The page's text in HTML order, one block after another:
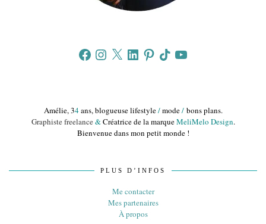
FacebookInstagram
X LinkedInPinterestTikTokYouTube
Amélie, 34ans, blogueuse lifestyle/mode/bons plans.
Graphiste freelance&Créatrice de la marqueMeliMelo Design.
Bienvenue dans mon petit monde !
PLUS D’INFOS
Me contacter
Mes partenaires
À propos